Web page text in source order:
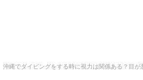
沖縄でダイビングをする時に視力は関係ある？目が